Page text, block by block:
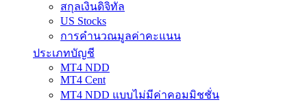
สกุลเงินดิจิทัล
US Stocks
การคำนวณมูลค่าคะแนน
ประเภทบัญชี
MT4 NDD
MT4 Cent
MT4 NDD แบบไม่มีค่าคอมมิชชั่น